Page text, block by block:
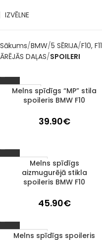
IZVĒLNE
Sākums BMW 5 SĒRIJA F10, F11
ĀRĒJĀS DAĻAS SPOILERI
Izpārdots
Melns spīdīgs “MP” stila
spoileris BMW F10
39.90€
1–3 d. d.
Melns spīdīgs
aizmugurējā stikla
spoileris BMW F10
45.90€
1–3 d. d.
Melns spīdīgs spoileris